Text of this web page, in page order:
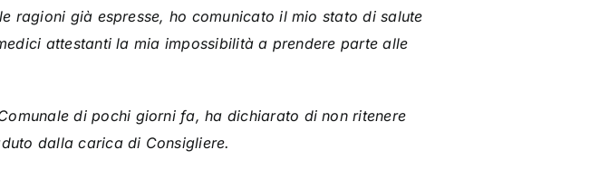
ragioni già espresse, ho comunicato il mio stato di salute
attestanti la mia impossibilità a prendere parte alle
di pochi giorni fa, ha dichiarato di non ritenere
dalla carica di Consigliere.